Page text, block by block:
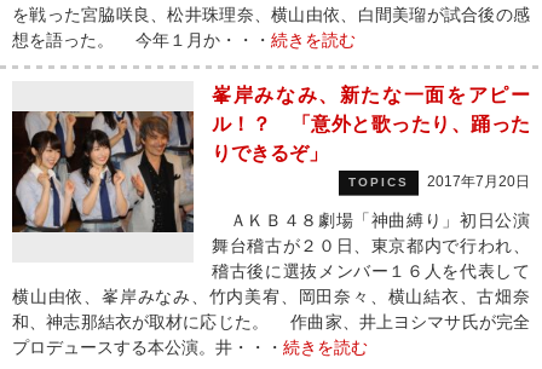
を戦った宮脇咲良、松井珠理奈、横山由依、白間美瑠が試合後の感
想を語った。 今年１月か・・・ 続きを読む
峯岸みなみ、新たな一面をアピー
ル！？ 「意外と歌ったり、踊った
りできるぞ」
TOPICS 2017年7月20日
ＡＫＢ４８劇場「神曲縛り」初日公演
舞台稽古が２０日、東京都内で行われ、
稽古後に選抜メンバー１６人を代表して
横山由依、峯岸みなみ、竹内美宥、岡田奈々、横山結衣、古畑奈
和、神志那結衣が取材に応じた。 作曲家、井上ヨシマサ氏が完全
プロデュースする本公演。井・・・ 続きを読む